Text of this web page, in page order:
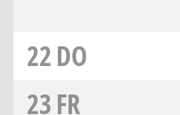
22DO
23FR